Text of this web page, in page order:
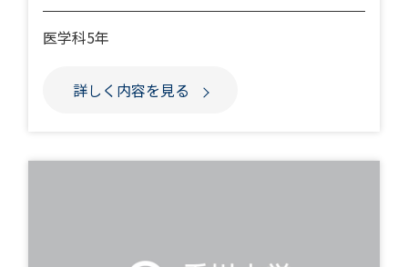
医学科5年
詳しく内容を見る